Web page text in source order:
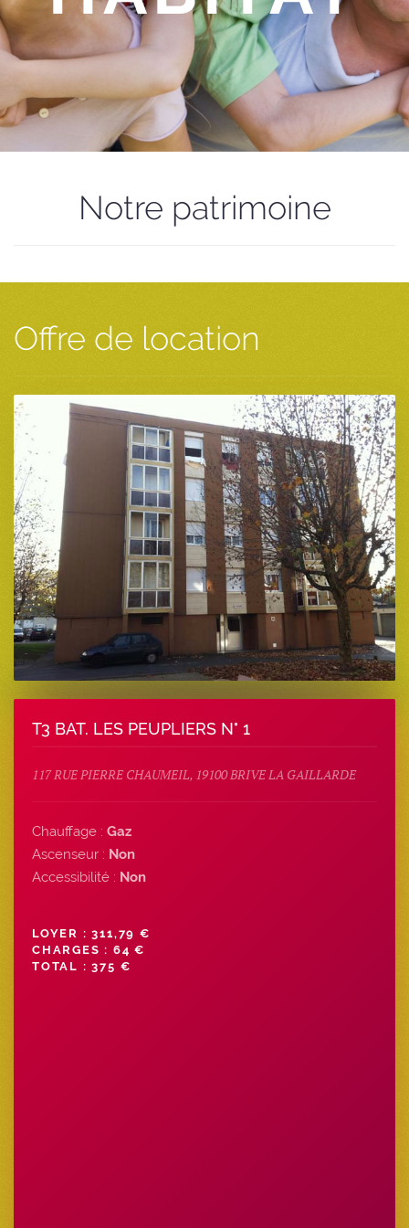
Notre patrimoine
Offre de location
T3 BAT. LES PEUPLIERS N° 1
117 RUE PIERRE CHAUMEIL, 19100 BRIVE LA GAILLARDE
Chauffage : Gaz
Ascenseur : Non
Accessibilité : Non
LOYER : 311,79 €
CHARGES : 64 €
TOTAL : 375 €